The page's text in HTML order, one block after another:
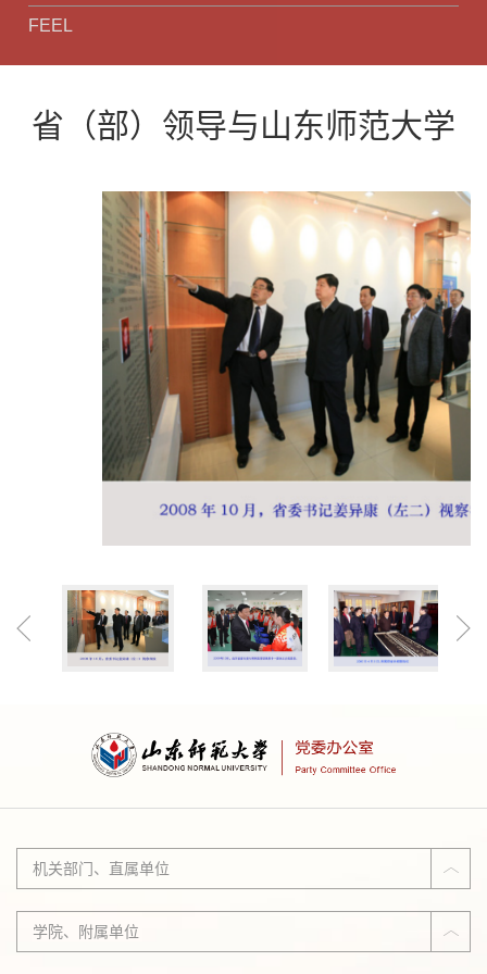
FEEL
省（部）领导与山东师范大学
机关部门、直属单位
学院、附属单位